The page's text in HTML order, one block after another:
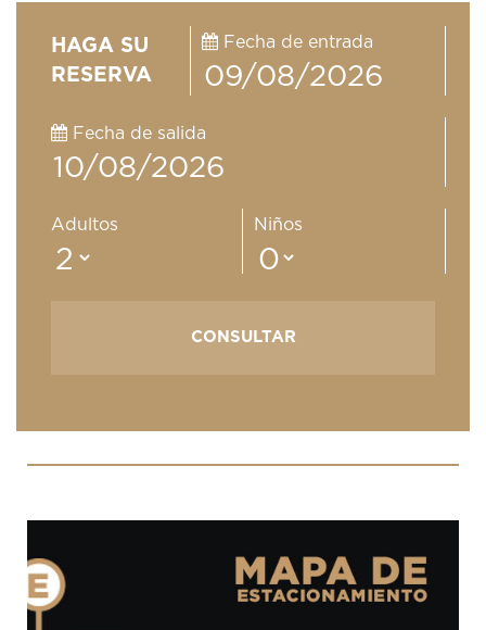
HAGA SU
RESERVA
Fecha de entrada
Fecha de salida
Adultos Niños